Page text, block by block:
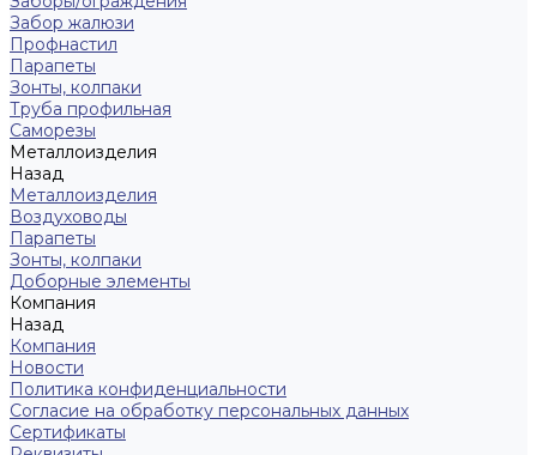
Забор жалюзи
Профнастил
Парапеты
Зонты, колпаки
Труба профильная
Саморезы
Металлоизделия
Назад
Металлоизделия
Воздуховоды
Парапеты
Зонты, колпаки
Доборные элементы
Компания
Назад
Компания
Новости
Политика конфиденциальности
Согласие на обработку персональных данных
Сертификаты